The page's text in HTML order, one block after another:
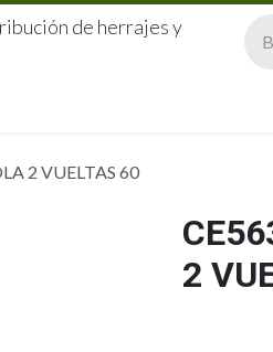
de herrajes y
2 VUELTAS 60
2